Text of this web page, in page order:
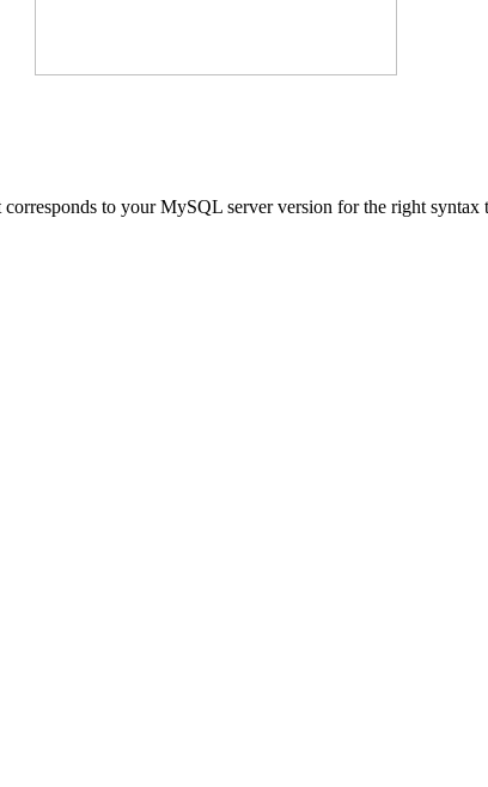
to your MySQL server version for the right